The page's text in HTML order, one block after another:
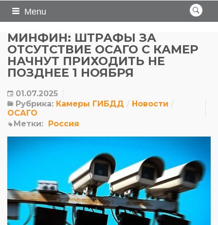
Menu
МИНФИН: ШТРАФЫ ЗА
ОТСУТСТВИЕ ОСАГО С КАМЕР
НАЧНУТ ПРИХОДИТЬ НЕ
ПОЗДНЕЕ 1 НОЯБРЯ
01.07.2025
Рубрика: Камеры ГИБДД
Новости
ОСАГО
Метки: Россия